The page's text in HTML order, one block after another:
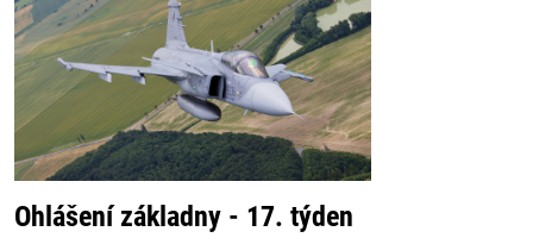
Ohlášení základny - 17. týden